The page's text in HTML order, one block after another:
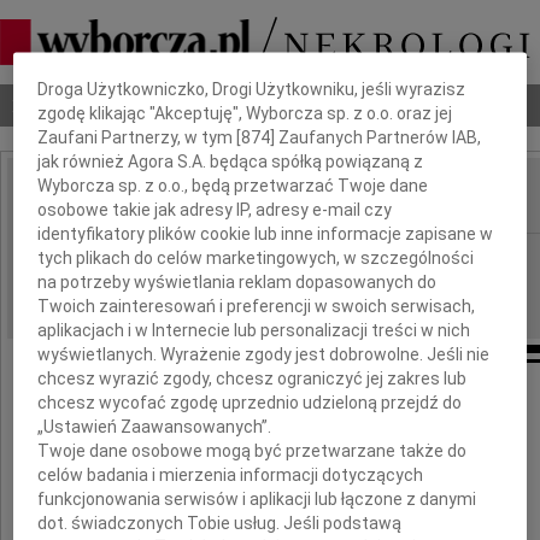
Nekrologi Odeszli Poradnik pogrzebowy
IMIĘ I NAZWISKO:
REGION: Warszawa
DATA EMISJI: 27.02.2010
Wyrazy głębokiego współczucia
Henrykowi Rutkowskiemu
Dbamy o Twoją prywatność
Droga Użytkowniczko, Drogi Użytkowniku, jeśli wyrazisz
zgodę klikając "Akceptuję", Wyborcza sp. z o.o. oraz jej
Zaufani Partnerzy, w tym [874 ] Zaufanych Partnerów IAB,
jak również Agora S.A. będąca spółką powiązaną z
Wyborcza sp. z o.o., będą przetwarzać Twoje dane
osobowe takie jak adresy IP, adresy e-mail czy
identyfikatory plików cookie lub inne informacje zapisane w
tych plikach do celów marketingowych, w szczególności
na potrzeby wyświetlania reklam dopasowanych do
Twoich zainteresowań i preferencji w swoich serwisach,
aplikacjach i w Internecie lub personalizacji treści w nich
wyświetlanych. Wyrażenie zgody jest dobrowolne. Jeśli nie
chcesz wyrazić zgody, chcesz ograniczyć jej zakres lub
chcesz wycofać zgodę uprzednio udzieloną przejdź do
„Ustawień Zaawansowanych”.
Twoje dane osobowe mogą być przetwarzane także do
celów badania i mierzenia informacji dotyczących
funkcjonowania serwisów i aplikacji lub łączone z danymi
dot. świadczonych Tobie usług. Jeśli podstawą